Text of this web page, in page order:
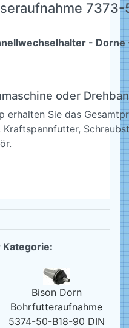
- Dorne
oder
erhalten Sie das
Bison Dorn
Bohrfutteraufnahme
5374-50-B18-90 DIN